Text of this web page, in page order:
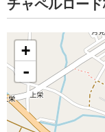
チャペルロー
+
-